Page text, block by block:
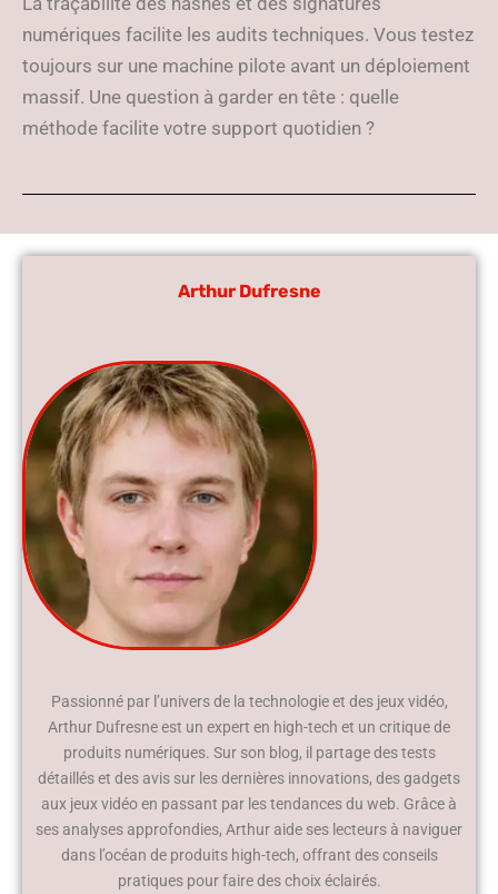
numériques facilite les audits techniques. Vous testez
toujours sur une machine pilote avant un déploiement
massif. Une question à garder en tête : quelle
méthode facilite votre support quotidien ?
Arthur Dufresne
Passionné par l’univers de la technologie et des jeux vidéo,
Arthur Dufresne est un expert en high-tech et un critique de
produits numériques. Sur son blog, il partage des tests
détaillés et des avis sur les dernières innovations, des gadgets
aux jeux vidéo en passant par les tendances du web. Grâce à
ses analyses approfondies, Arthur aide ses lecteurs à naviguer
dans l’océan de produits high-tech, offrant des conseils
pratiques pour faire des choix éclairés.